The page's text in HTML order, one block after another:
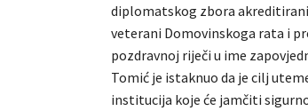
diplomatskog zbora
veterani Domovinskoga rata i
pozdravnoj riječi u ime
Tomić je istaknuo da je cilj
institucija koje će jamčiti